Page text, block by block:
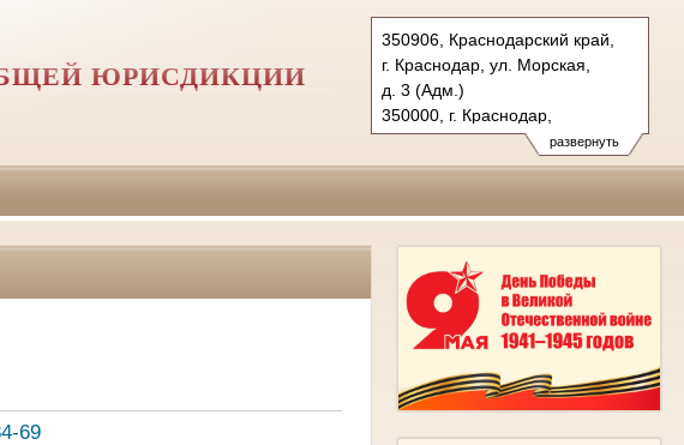
развернуть
350906, Краснодарский край,
г. Краснодар, ул. Морская,
д. 3 (Адм.)
350000, г. Краснодар,
ул. Красная, д.113 (Уг.)
350907, г. Краснодар,
Тел.: (861) 219-24-00
ЮРИСДИКЦИИ
69